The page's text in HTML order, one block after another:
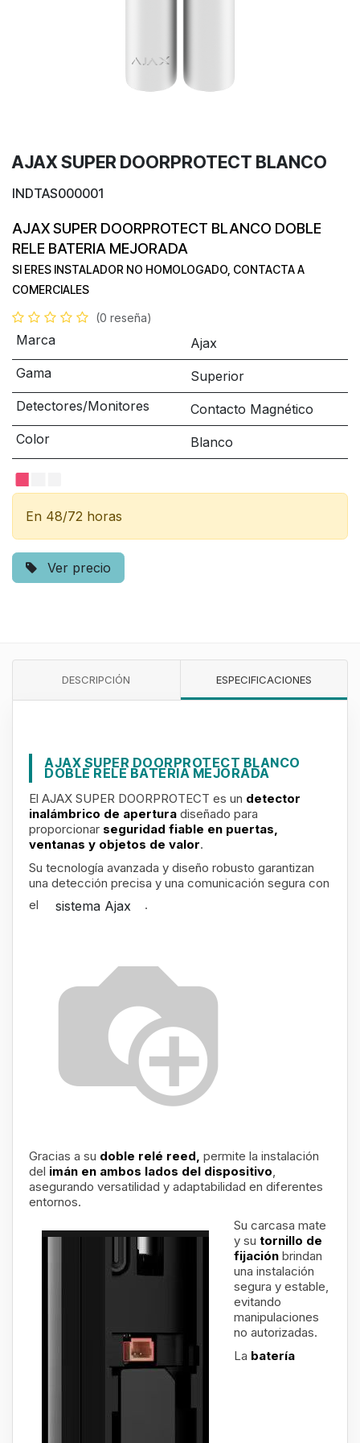
AJAX SUPER DOORPROTECT BLANCO
INDTAS000001
AJAXSUPER DOORPROTECT BLANCO DOBLE
RELE BATERIA MEJORADA
SI ERES INSTALADOR NO HOMOLOGADO, CONTACTA A
COMERCIALES
(0 reseña)
Marca
Ajax
Gama
Superior
Detectores/Monitores
Contacto Magnético
Color
Blanco
En 48/72 horas
Ver precio
DESCRIPCIÓN ESPECIFICACIONES
AJAX SUPER DOORPROTECT BLANCO
DOBLE RELE BATERIA MEJORADA
El AJAX SUPER DOORPROTECT es un detector
inalámbrico de apertura diseñado para
proporcionar seguridad fiable en puertas,
ventanas y objetos de valor.
Su tecnología avanzada y diseño robusto garantizan
una detección precisa y una comunicación segura con
el
sistema Ajax .
Gracias a su doble relé reed, permite la instalación
del imán en ambos lados del dispositivo,
asegurando versatilidad y adaptabilidad en diferentes
entornos.
Su carcasa mate
y su tornillo de
fijación brindan
una instalación
segura y estable,
evitando
manipulaciones
no autorizadas.
La batería